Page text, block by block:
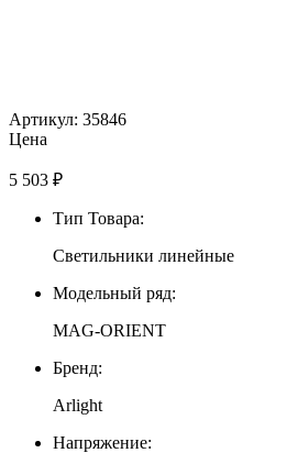
Артикул: 35846
Цена
5 503 ₽
Тип Товара:
Светильники линейные
Модельный ряд:
MAG-ORIENT
Бренд:
Arlight
Напряжение: